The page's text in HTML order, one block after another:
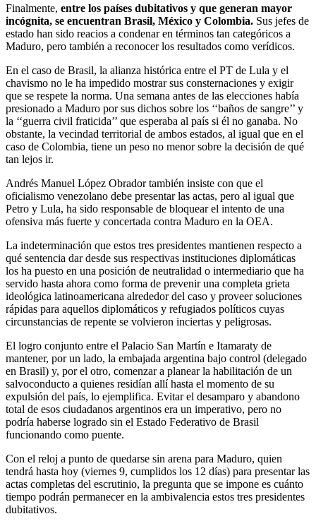
Finalmente, entre los países dubitativos y que generan mayor
incógnita, se encuentran Brasil, México y Colombia. Sus jefes de
estado han sido reacios a condenar en términos tan categóricos a
Maduro, pero también a reconocer los resultados como verídicos.
En el caso de Brasil, la alianza histórica entre el PT de Lula y el
chavismo no le ha impedido mostrar sus consternaciones y exigir
que se respete la norma. Una semana antes de las elecciones había
presionado a Maduro por sus dichos sobre los ‘‘baños de sangre’’ y
la ‘‘guerra civil fraticida’’ que esperaba al país si él no ganaba. No
obstante, la vecindad territorial de ambos estados, al igual que en el
caso de Colombia, tiene un peso no menor sobre la decisión de qué
tan lejos ir.
Andrés Manuel López Obrador también insiste con que el
oficialismo venezolano debe presentar las actas, pero al igual que
Petro y Lula, ha sido responsable de bloquear el intento de una
ofensiva más fuerte y concertada contra Maduro en la OEA.
La indeterminación que estos tres presidentes mantienen respecto a
qué sentencia dar desde sus respectivas instituciones diplomáticas
los ha puesto en una posición de neutralidad o intermediario que ha
servido hasta ahora como forma de prevenir una completa grieta
ideológica latinoamericana alrededor del caso y proveer soluciones
rápidas para aquellos diplomáticos y refugiados políticos cuyas
circunstancias de repente se volvieron inciertas y peligrosas.
El logro conjunto entre el Palacio San Martín e Itamaraty de
mantener, por un lado, la embajada argentina bajo control (delegado
en Brasil) y, por el otro, comenzar a planear la habilitación de un
salvoconducto a quienes residían allí hasta el momento de su
expulsión del país, lo ejemplifica. Evitar el desamparo y abandono
total de esos ciudadanos argentinos era un imperativo, pero no
podría haberse logrado sin el Estado Federativo de Brasil
funcionando como puente.
Con el reloj a punto de quedarse sin arena para Maduro, quien
tendrá hasta hoy (viernes 9, cumplidos los 12 días) para presentar las
actas completas del escrutinio, la pregunta que se impone es cuánto
tiempo podrán permanecer en la ambivalencia estos tres presidentes
dubitativos.